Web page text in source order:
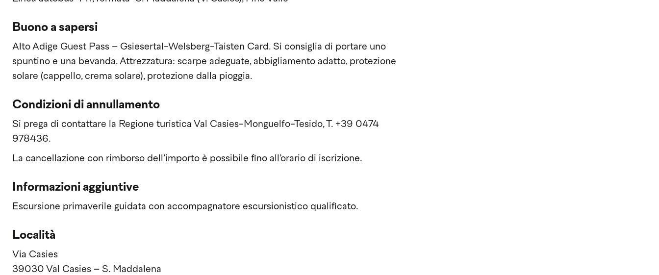
Buono a sapersi
Alto Adige Guest Pass – Gsiesertal-Welsberg-Taisten Card. Si consiglia di portare uno
spuntino e una bevanda. Attrezzatura: scarpe adeguate, abbigliamento adatto, protezione
solare (cappello, crema solare), protezione dalla pioggia.
Condizioni di annullamento
Si prega di contattare la Regione turistica Val Casies-Monguelfo-Tesido, T. +39 0474
978436.
La cancellazione con rimborso dell’importo è possibile fino all’orario di iscrizione.
Informazioni aggiuntive
Escursione primaverile guidata con accompagnatore escursionistico qualificato.
Località
Via Casies
39030 Val Casies – S. Maddalena